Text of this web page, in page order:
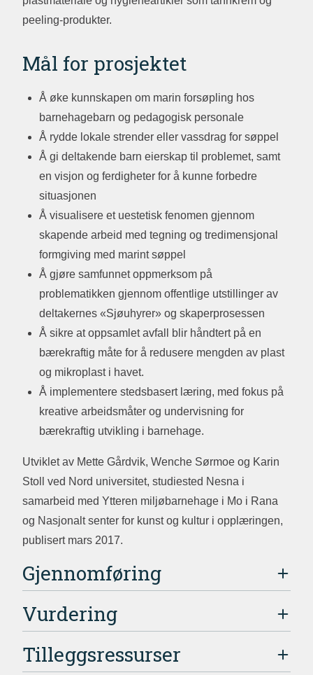
peeling-produkter.
Mål for prosjektet
Å øke kunnskapen om marin forsøpling hos
barnehagebarn og pedagogisk personale
Å rydde lokale strender eller vassdrag for søppel
Å gi deltakende barn eierskap til problemet, samt
en visjon og ferdigheter for å kunne forbedre
situasjonen
Å visualisere et uestetisk fenomen gjennom
skapende arbeid med tegning og tredimensjonal
formgiving med marint søppel
Å gjøre samfunnet oppmerksom på
problematikken gjennom offentlige utstillinger av
deltakernes «Sjøuhyrer» og skaperprosessen
Å sikre at oppsamlet avfall blir håndtert på en
bærekraftig måte for å redusere mengden av plast
og mikroplast i havet.
Å implementere stedsbasert læring, med fokus på
kreative arbeidsmåter og undervisning for
bærekraftig utvikling i barnehage.
Utviklet av Mette Gårdvik, Wenche Sørmoe og Karin
Stoll ved Nord universitet, studiested Nesna i
samarbeid med Ytteren miljøbarnehage i Mo i Rana
og Nasjonalt senter for kunst og kultur i opplæringen,
publisert mars 2017.
Gjennomføring
Vurdering
Tilleggsressurser